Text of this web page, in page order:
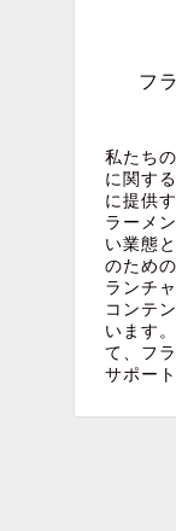
フ
私たち
に関す
に提供
ラーメ
い業態
のため
ランチ
コンテ
います
て、フ
サポー